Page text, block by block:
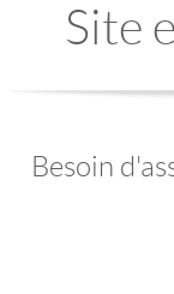
Site
Besoin